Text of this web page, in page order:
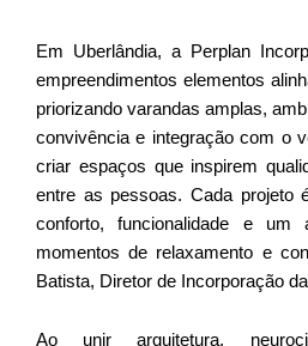
Em Uberlândia, a Perplan
empreendimentos elementos
priorizando varandas amplas,
convivência e integração com o
criar espaços que inspirem
entre as pessoas. Cada projeto
conforto, funcionalidade e um
momentos de relaxamento e
Batista, Diretor de Incorporação
Ao unir arquitetura,